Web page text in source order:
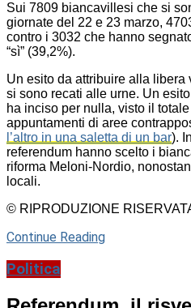
Sui 7809 biancavillesi che si
giornate del 22 e 23 marzo,
contro i 3032 che hanno
“sì” (39,2%).
Un esito da attribuire alla libera
si sono recati alle urne. Un
ha inciso per nulla, visto il
appuntamenti di aree
l’altro in una saletta di un bar).
referendum hanno scelto i
riforma Meloni-Nordio,
locali.
© RIPRODUZIONE
Continue Reading
Politica